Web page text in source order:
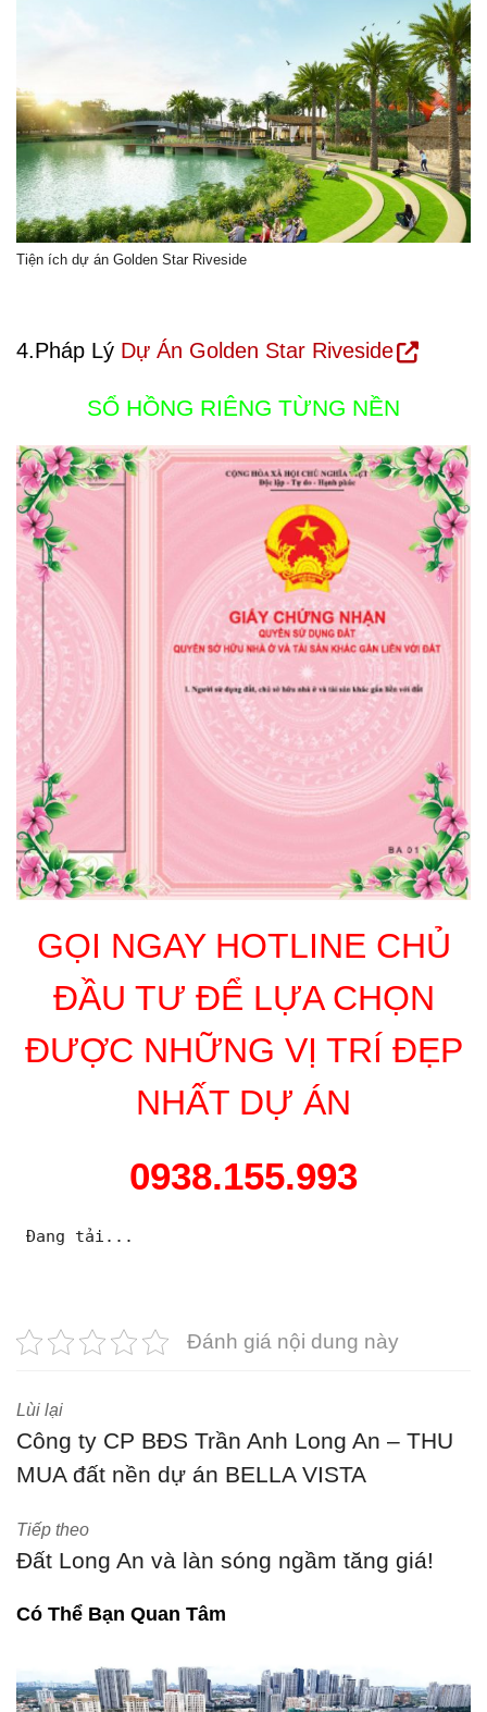
Tiện ích dự án Golden Star Riveside
4.Pháp Lý Dự Án Golden Star Riveside
SỔ HỒNG RIÊNG TỪNG NỀN
GỌI NGAY HOTLINE CHỦ
ĐẦU TƯ ĐỂ LỰA CHỌN
ĐƯỢC NHỮNG VỊ TRÍ ĐẸP
NHẤT DỰ ÁN
0938.155.993
Đang tải...
Đánh giá nội dung này
Lùi lại
Công ty CP BĐS Trần Anh Long An – THU
MUA đất nền dự án BELLA VISTA
Tiếp theo
Đất Long An và làn sóng ngầm tăng giá!
Có Thể Bạn Quan Tâm